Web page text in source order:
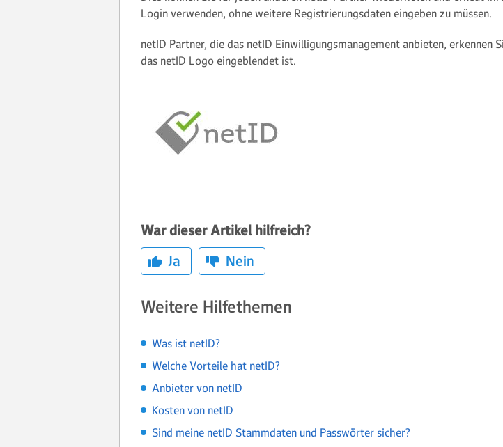
Login verwenden, ohne weitere Registrierungsdaten eingeben zu müssen.
netID Partner, die das netID Einwilligungsmanagement anbieten,
das netID Logo eingeblendet ist.
War dieser Artikel hilfreich?
Ja
Nein
Weitere Hilfethemen
Was ist netID?
Welche Vorteile hat netID?
Anbieter von netID
Kosten von netID
Sind meine netID Stammdaten und Passwörter sicher?